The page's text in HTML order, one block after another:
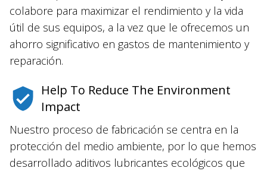
colabore para maximizar el rendimiento y la vida
útil de sus equipos, a la vez que le ofrecemos un
ahorro significativo en gastos de mantenimiento y
reparación.
Help To Reduce The Environment
Impact
Nuestro proceso de fabricación se centra en la
protección del medio ambiente, por lo que hemos
desarrollado aditivos lubricantes ecológicos que